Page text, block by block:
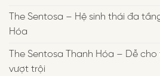
The Sentosa – Hệ sinh thái đa
Hóa
The Sentosa Thanh Hóa – Dễ
vượt trội